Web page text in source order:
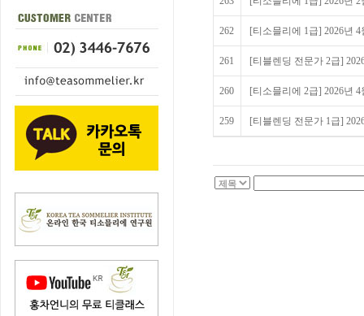
262 [티소믈리에 1급] 2026년
261 [티블렌딩 전문가 2급]
260 [티소믈리에 2급] 2026년
259 [티블렌딩 전문가 1급]